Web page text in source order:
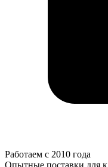
Работаем с 2010 года
Опытные поставки для